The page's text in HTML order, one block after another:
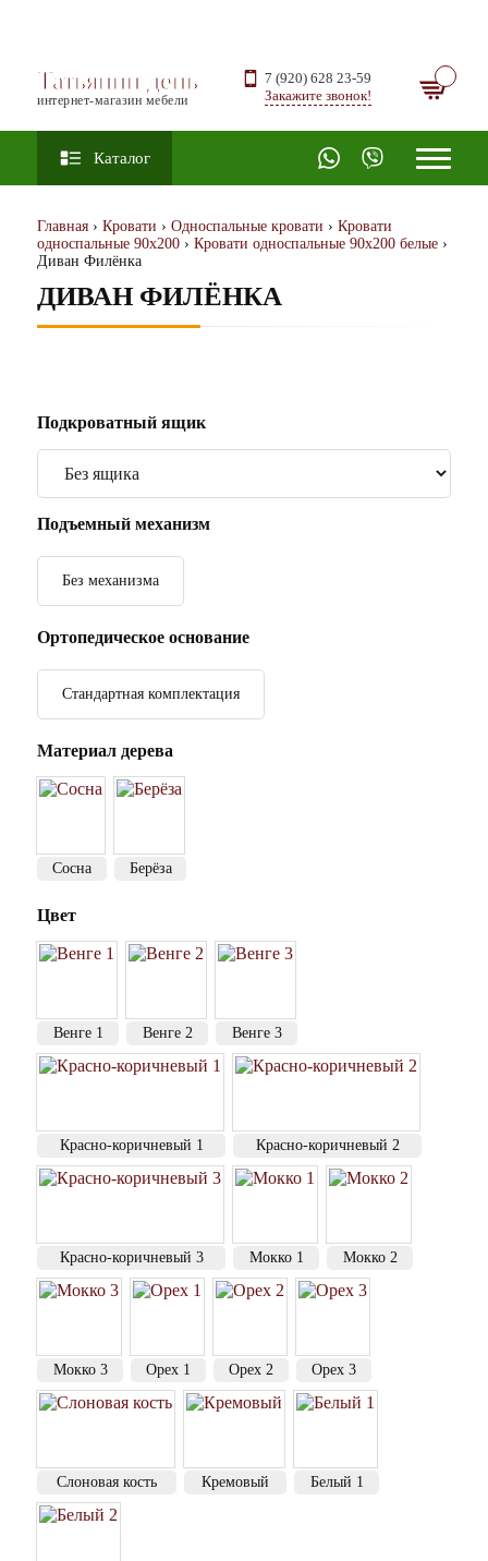
Татьянин день
интернет-магазин мебели
7 (920) 628 23-59
Закажите звонок!
Каталог
Главная › Кровати › Односпальные кровати › Кровати
односпальные 90х200 › Кровати односпальные 90х200 белые ›
Диван Филёнка
ДИВАН ФИЛЁНКА
Подкроватный ящик
Подъемный механизм
Без механизма
Ортопедическое основание
Стандартная комплектация
Материал дерева
Сосна Берёза
Цвет
Венге 1 Венге 2 Венге 3
Красно-коричневый 1 Красно-коричневый 2
Красно-коричневый 3 Мокко 1 Мокко 2
Мокко 3 Орех 1 Орех 2 Орех 3
Слоновая кость Кремовый Белый 1